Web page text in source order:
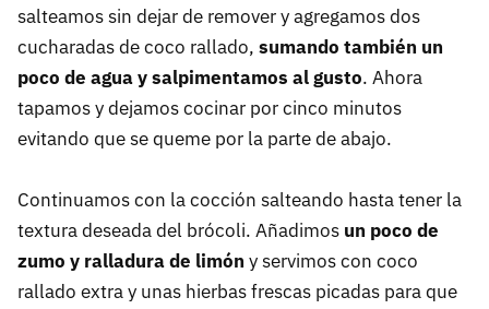
salteamos sin dejar de remover y agregamos dos
cucharadas de coco rallado, sumando también un
poco de agua y salpimentamos al gusto. Ahora
tapamos y dejamos cocinar por cinco minutos
evitando que se queme por la parte de abajo.
Continuamos con la cocción salteando hasta tener la
textura deseada del brócoli. Añadimos un poco de
zumo y ralladura de limón y servimos con coco
rallado extra y unas hierbas frescas picadas para que